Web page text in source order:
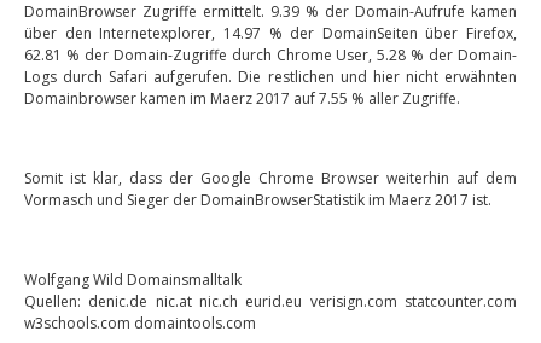
DomainBrowser Zugriffe ermittelt. 9.39 % der Domain-Aufrufe kamen
über den Internetexplorer, 14.97 % der DomainSeiten über Firefox,
62.81 % der Domain-Zugriffe durch Chrome User, 5.28 % der Domain-
Logs durch Safari aufgerufen. Die restlichen und hier nicht erwähnten
Domainbrowser kamen im Maerz 2017 auf 7.55 % aller Zugriffe.
Somit ist klar, dass der Google Chrome Browser weiterhin auf dem
Vormasch und Sieger der DomainBrowserStatistik im Maerz 2017 ist.
Wolfgang Wild Domainsmalltalk
Quellen: denic.de nic.at nic.ch eurid.eu verisign.com statcounter.com
w3schools.com domaintools.com